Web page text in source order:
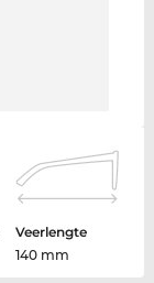
Veerlengte
140 mm